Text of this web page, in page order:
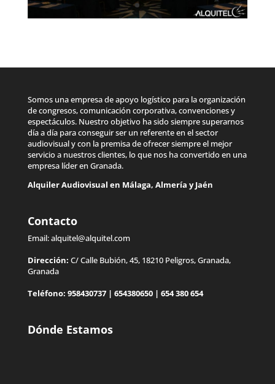
Somos una empresa de apoyo logístico para la organización
de congresos, comunicación corporativa, convenciones y
espectáculos. Nuestro objetivo ha sido siempre superarnos
día a día para conseguir ser un referente en el sector
audiovisual y con la premisa de ofrecer siempre el mejor
servicio a nuestros clientes, lo que nos ha convertido en una
empresa líder en Granada.
Alquiler Audiovisual en Málaga, Almería yJaén
Contacto
Email:alquitel@alquitel.com
Dirección: C/ Calle Bubión, 45, 18210 Peligros, Granada,
Granada
Teléfono: 958430737| 654380650| 654 380 654
Dónde Estamos